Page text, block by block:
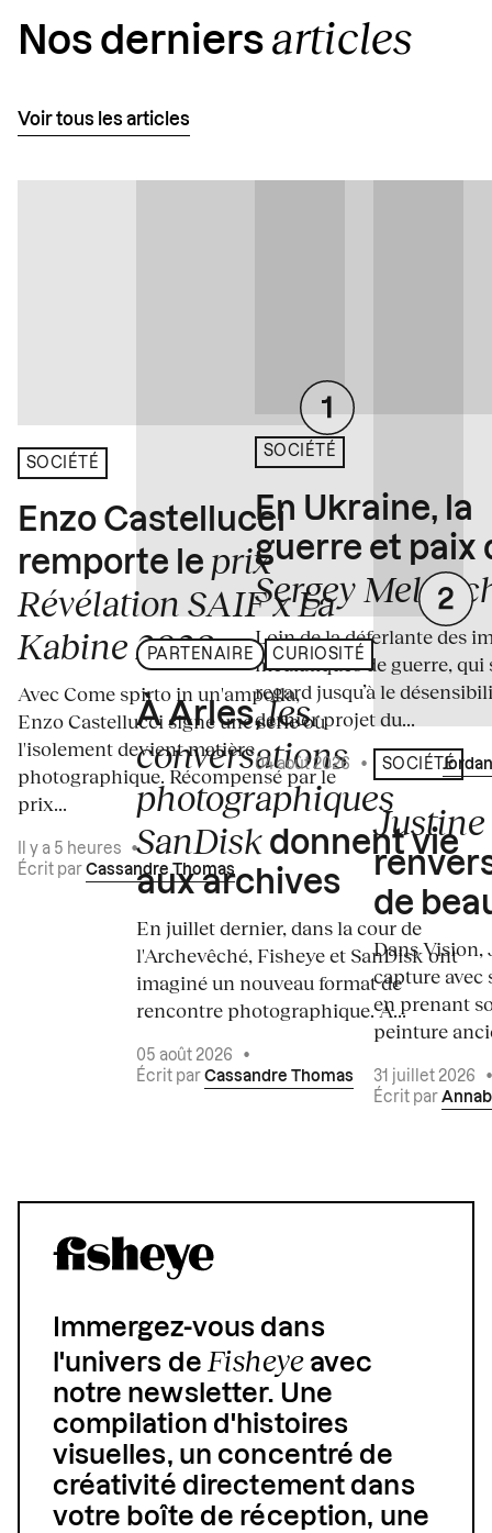
Nos derniers articles
Voir tous les articles
SOCIÉTÉ
Enzo Castellucci
remporte le prix
Révélation SAIF x La
Kabine 2026
Avec Come spirto in un'ampolla,
Enzo Castellucci signe une série où
l'isolement devient matière
photographique. Récompensé par le
prix...
Il y a 5 heures
•
Écrit par Cassandre Thomas
PARTENAIRE CURIOSITÉ
À Arles,les
conversations
photographiques
SanDisk donnent vie
aux archives
En juillet dernier, dans la cour de
l'Archevêché, Fisheye et SanDisk ont
imaginé un nouveau format de
rencontre photographique. À...
05 août 2026
•
Écrit par Cassandre Thomas
SOCIÉTÉ
En Ukraine, la
guerre et paix
Sergey
Loin de la déferlante des
médiatiques de guerre, qui
regard jusqu’à le
dernier projet du...
04 août 2026 • Écrit par
SOCIÉTÉ
de
Dans
capture avec
en prenant
peinture
31 juillet 2026
Écrit par
Immergez-vous dans
l'univers de Fisheyeavec
notre newsletter. Une
compilation d'histoires
visuelles, un concentré de
créativité directement dans
votre boîte de réception, une